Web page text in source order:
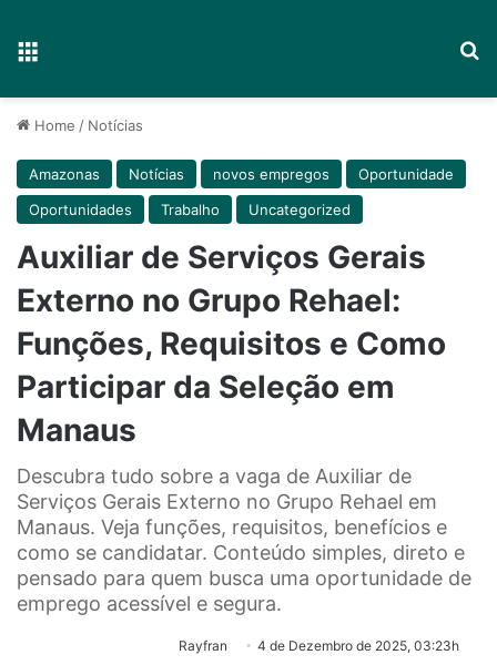
Home / Notícias
Amazonas Notícias novos empregos
Oportunidade
Oportunidades
Trabalho Uncategorized
Auxiliar de Serviços Gerais
Externo no Grupo Rehael:
Funções, Requisitos e Como
Participar da Seleção em
Manaus
Descubra tudo sobre a vaga de Auxiliar de
Serviços Gerais Externo no Grupo Rehael em
Manaus. Veja funções, requisitos, benefícios e
como se candidatar. Conteúdo simples, direto e
pensado para quem busca uma oportunidade de
emprego acessível e segura.
Rayfran 4 de Dezembro de 2025, 03:23h